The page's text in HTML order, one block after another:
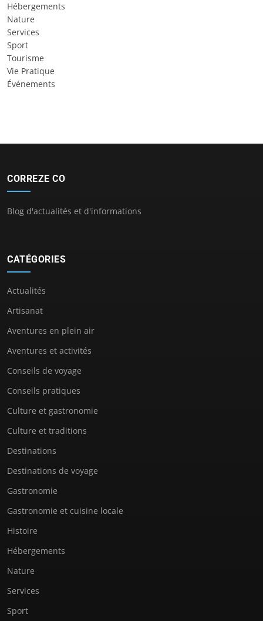
Hébergements
Nature
Services
Sport
Tourisme
Vie Pratique
Événements
CORREZE CO
Blog d'actualités et d'informations
CATÉGORIES
Actualités
Artisanat
Aventures en plein air
Aventures et activités
Conseils de voyage
Conseils pratiques
Culture et gastronomie
Culture et traditions
Destinations
Destinations de voyage
Gastronomie
Gastronomie et cuisine locale
Histoire
Hébergements
Nature
Services
Sport